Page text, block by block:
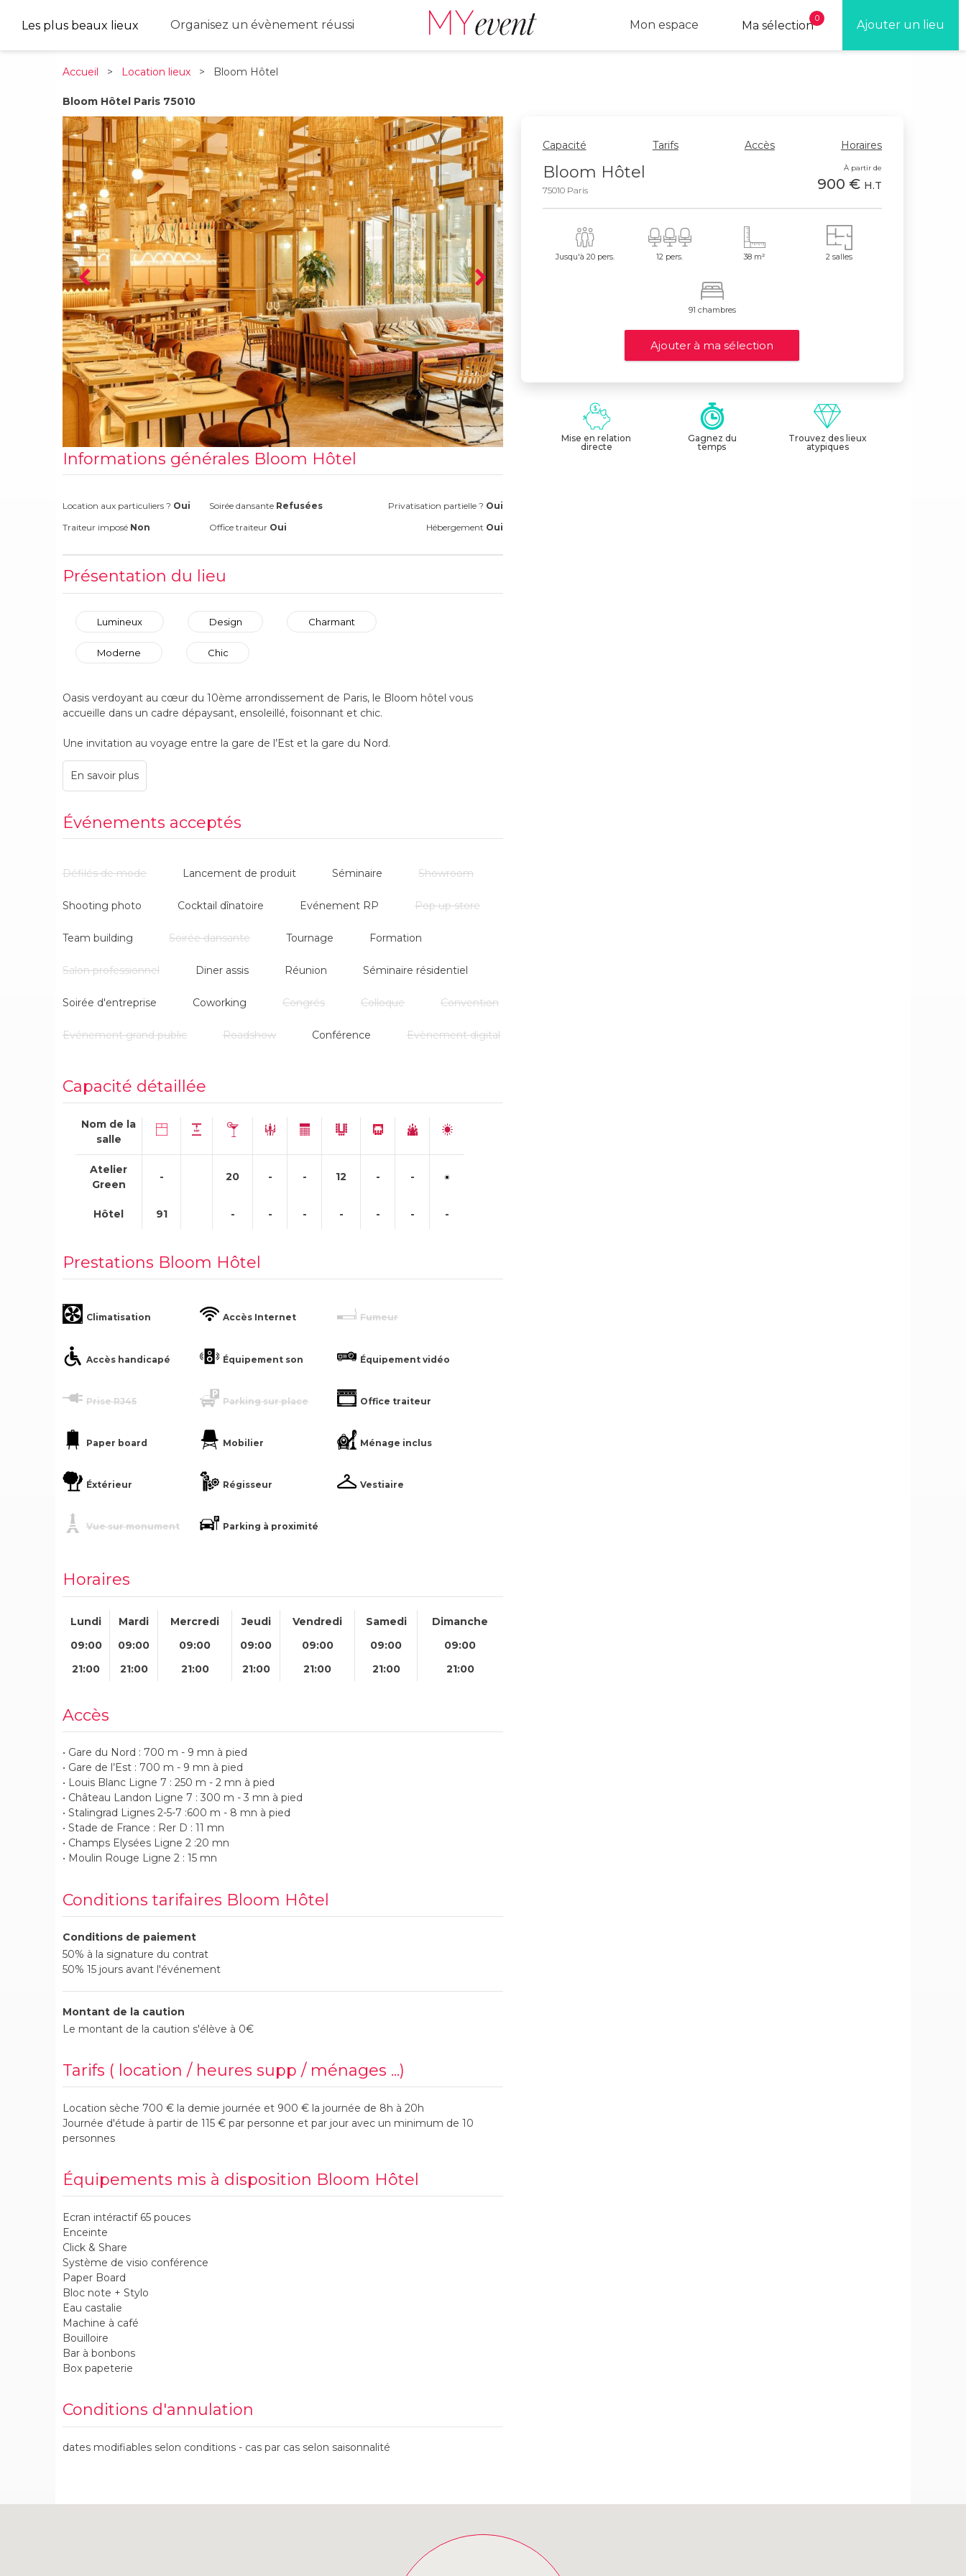
Les plus beaux lieux Organisez un évènement réussi Ajouter un lieu
Ma sélection
0
Mon espace
Accueil > Location lieux > Bloom Hôtel
Bloom Hôtel Paris 75010
Informations générales Bloom Hôtel
Location aux particuliers ? Oui Soirée dansante Refusées Privatisation partielle ? Oui
Traiteur imposé Non Office traiteur Oui Hébergement Oui
Présentation du lieu
Lumineux Design Charmant
Moderne Chic
Oasis verdoyant au cœur du 10ème arrondissement de Paris, le Bloom hôtel vous
accueille dans un cadre dépaysant, ensoleillé, foisonnant et chic.
Une invitation au voyage entre la gare de l’Est et la gare du Nord.
Baigné de lumière, l’Atelier Green accueille jusqu’à 20 personnes et vous offre un cadre
idéal pour vos réunions ainsi que vos déjeuners ou dîners professionnels et privés.
Événements acceptés
Défilés de mode Lancement de produit Séminaire Showroom
Shooting photo Cocktail dînatoire Evénement RP Pop up store
Team building Soirée dansante Tournage Formation
Salon professionnel Diner assis Réunion Séminaire résidentiel
Soirée d'entreprise Coworking Congrés Colloque Convention
Evénement grand public Roadshow Conférence Evènement digital
Capacité détaillée
Nom de la
salle
Atelier
Green
- 20 - - 12 - -
Hôtel 91 - - - - - - -
Prestations Bloom Hôtel
Climatisation Accès Internet Fumeur
Accès handicapé Équipement son Équipement vidéo
Prise RJ45 Parking sur place Office traiteur
Paper board Mobilier Ménage inclus
Éxtérieur Régisseur Vestiaire
Vue sur monument Parking à proximité
Horaires
Lundi Mardi Mercredi Jeudi Vendredi Samedi
Dimanche
09:00
09:00 09:00 09:00 09:00 09:00
09:00
21:00
21:00 21:00 21:00 21:00 21:00 21:00
Accès
• Gare du Nord : 700 m - 9 mn à pied
• Gare de l’Est : 700 m - 9 mn à pied
• Louis Blanc Ligne 7 : 250 m - 2 mn à pied
• Château Landon Ligne 7 : 300 m - 3 mn à pied
• Stalingrad Lignes 2-5-7 :600 m - 8 mn à pied
• Stade de France : Rer D : 11 mn
• Champs Elysées Ligne 2 :20 mn
• Moulin Rouge Ligne 2 : 15 mn
Conditions tarifaires Bloom Hôtel
Conditions de paiement
50% à la signature du contrat
50% 15 jours avant l'événement
Montant de la caution
Le montant de la caution s'élève à 0€
Tarifs ( location / heures supp / ménages ...)
Location sèche 700 € la demie journée et 900 € la journée de 8h à 20h
Journée d'étude à partir de 115 € par personne et par jour avec un minimum de 10
personnes
Équipements mis à disposition Bloom Hôtel
Ecran intéractif 65 pouces
Enceinte
Click & Share
Système de visio conférence
Paper Board
Bloc note + Stylo
Eau castalie
Machine à café
Bouilloire
Bar à bonbons
Box papeterie
Conditions d'annulation
dates modifiables selon conditions - cas par cas selon saisonnalité
Capacité Tarifs Accès Horaires
Bloom Hôtel
75010 Paris
À partir de
900 € H.T
Jusqu'à 20 pers. 12 pers. 38 m² 2 salles
91 chambres
Mise en relation
directe
Gagnez du
temps
Trouvez des lieux
atypiques